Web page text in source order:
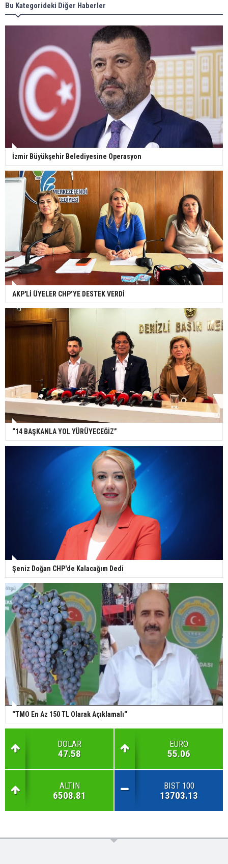
Bu Kategorideki Diğer Haberler
İzmir Büyükşehir Belediyesine Operasyon
AKP'Lİ ÜYELER CHP’YE DESTEK VERDİ
“14 BAŞKANLA YOL YÜRÜYECEĞİZ”
Şeniz Doğan CHP'de Kalacağım Dedi
''TMO En Az 150 TL Olarak Açıklamalı''
DOLAR
47.58
EURO
55.06
ALTIN
6508.81
BIST 100
13703.13